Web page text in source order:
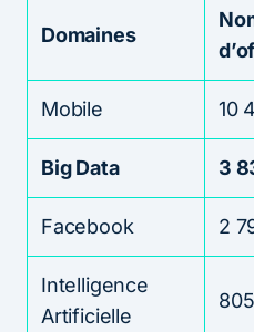
Domaines
Mobile 10
Big Data 3
Facebook 2
Intelligence
Artificielle
805